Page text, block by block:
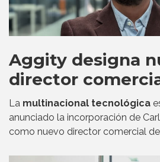
Aggity designa
director
La multinacional tecnológica
anunciado la incorporación de
como nuevo director comercial